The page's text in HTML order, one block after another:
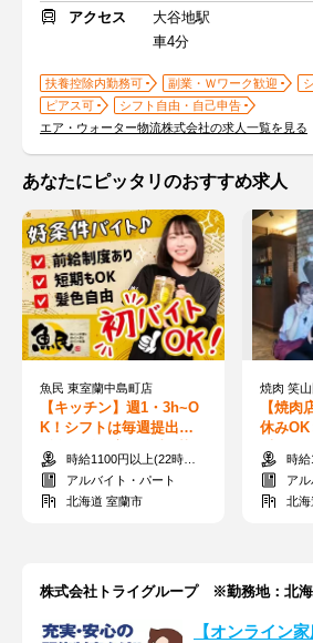
アクセス
大谷地駅
車4分
扶養控除内勤務可 副業・Ｗワーク歓迎
ピアス可
シフト自由・自己申告
エア・ウォーター物流株式会社の求人一覧を見る
あなたにピッタリのおすすめ求人
魚民 東室蘭中島町店
【キッチン】週1・3h~O
K！シフトは毎週提出★
髪色も働き方も自由♪落ち
着く和空間＊
時給1100円以上(22時以降は1375円)+交通費規定内支給
アルバイト・パート
北海道 室蘭市
焼肉 笑山
【焼肉
休みOK
(夫)活
方歓迎
時給
ア
北海
株式会社トライグループ ※勤務地：北
【オンライン